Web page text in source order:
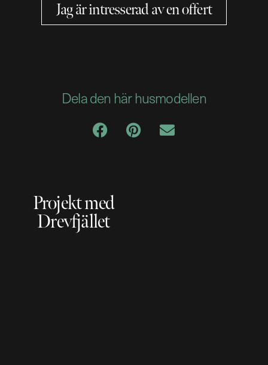
Jag är intresserad av en offert
Dela den här husmodellen
Projekt med
Drevfjället